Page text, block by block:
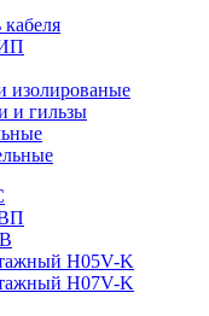
изолированые
и гильзы
H05V-K
H07V-K